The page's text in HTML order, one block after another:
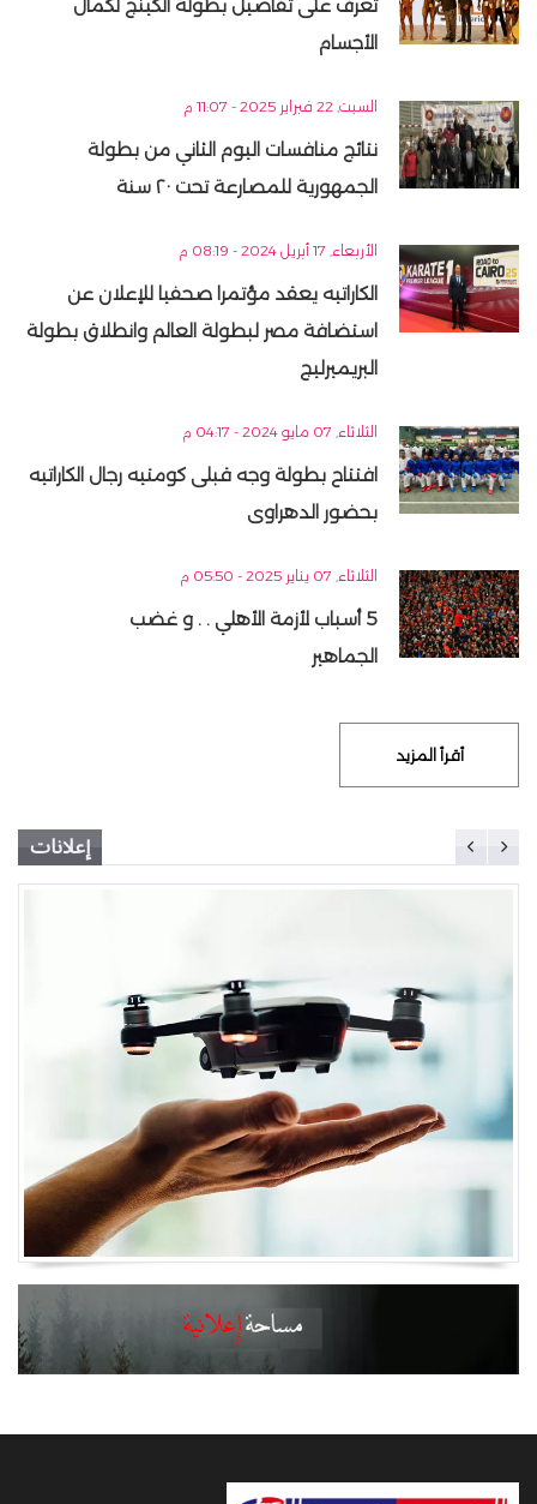
تعرف على تفاصيل بطولة الكينج لكمال
الأجسام
السبت, 22 فبراير 2025 - 11:07 م
نتائج منافسات اليوم الثاني من بطولة
الجمهورية للمصارعة تحت ٢٠ سنة
الأربعاء, 17 أبريل 2024 - 08:19 م
الكاراتيه يعقد مؤتمرا صحفيا للإعلان عن
استضافة مصر لبطولة العالم وانطلاق بطولة
البريميرليج
الثلاثاء, 07 مايو 2024 - 04:17 م
افتتاح بطولة وجه قبلى كومتيه رجال الكاراتيه
بحضور الدهراوى
الثلاثاء, 07 يناير 2025 - 05:50 م
5 أسباب لأزمة الأهلي . . و غضب
الجماهير
أقرأ المزيد
إعلانات